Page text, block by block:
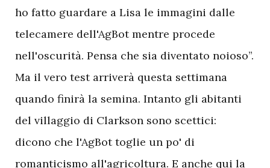
ho fatto guardare a Lisa le immagini dalle
telecamere dell'AgBot mentre procede
nell'oscurità. Pensa che sia diventato noioso”.
Ma il vero test arriverà questa settimana
quando finirà la semina. Intanto gli abitanti
del villaggio di Clarkson sono scettici:
dicono che l'AgBot toglie un po' di
romanticismo all'agricoltura. E anche qui la